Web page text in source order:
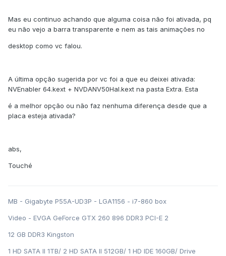
Mas eu continuo achando que alguma coisa não foi ativada, pq
eu não vejo a barra transparente e nem as tais animações no
desktop como vc falou.
A última opção sugerida por vc foi a que eu deixei ativada:
NVEnabler 64.kext + NVDANV50Hal.kext na pasta Extra. Esta
é a melhor opção ou não faz nenhuma diferença desde que a
placa esteja ativada?
abs,
Touché
MB - Gigabyte P55A-UD3P - LGA1156 - i7-860 box
Video - EVGA GeForce GTX 260 896 DDR3 PCI-E 2
12 GB DDR3 Kingston
1 HD SATA II 1TB/ 2 HD SATA II 512GB/ 1 HD IDE 160GB/ Drive